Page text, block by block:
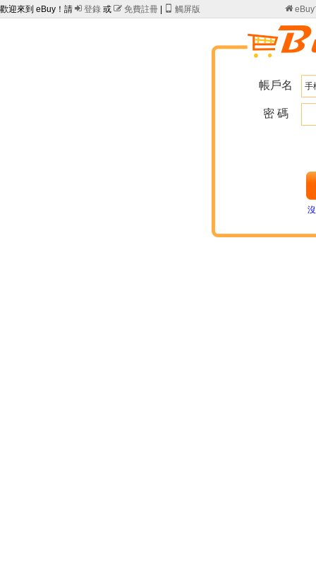
歡迎來到 eBuy！請  登錄 或  免費註冊 觸屏版 eBuy
帳戶名
密 碼